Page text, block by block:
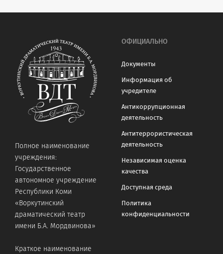
Полное наименование
учреждения:
Государственное
автономное учреждение
Республики Коми
«Воркутинский
драматический театр
имени Б.А. Мордвинова»
Краткое наименование
ОФИЦИАЛЬНО
Документы
Информация об
учредителе
Антикоррупционная
деятельность
Антитеррористическая
деятельность
Независимая оценка
качества
Доступная среда
Политика
конфиденциальности